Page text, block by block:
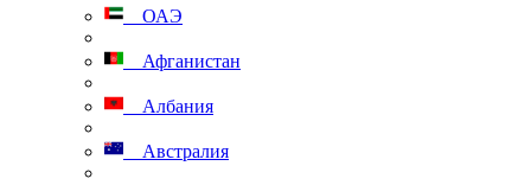
ОАЭ
Афганистан
Албания
Австралия